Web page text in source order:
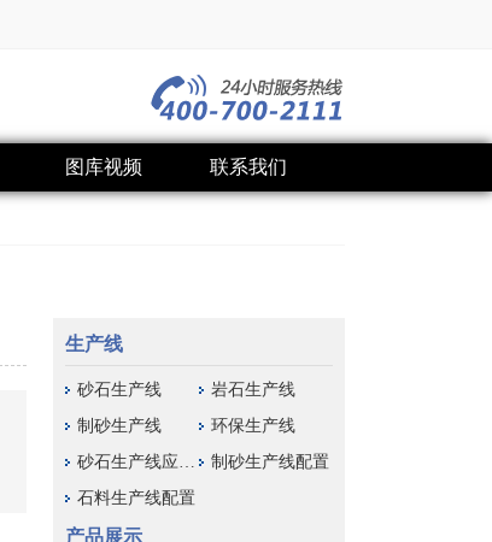
图库视频 联系我们
生产线
砂石生产线
岩石生产线
制砂生产线
环保生产线
砂石生产线应用域
制砂生产线配置
石料生产线配置
产品展示